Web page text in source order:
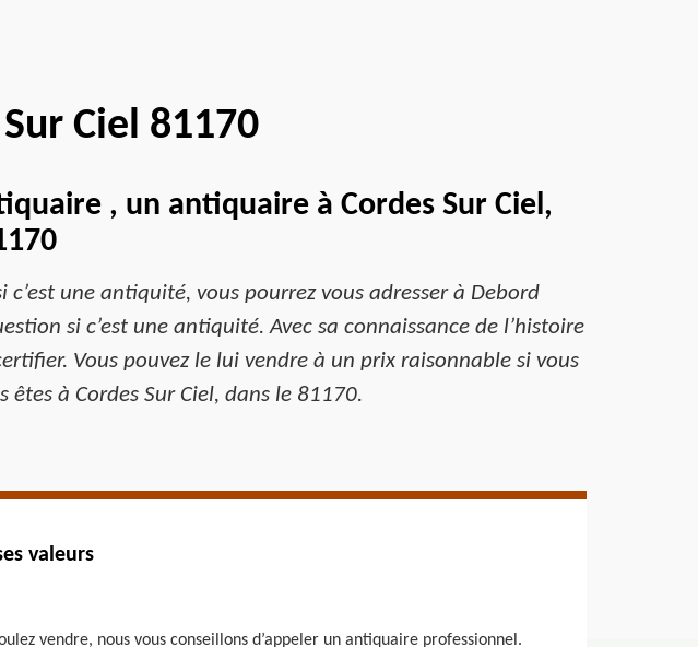
Ciel 81170
, un antiquaire à Cordes Sur Ciel,
une antiquité, vous pourrez vous adresser à Debord
si c’est une antiquité. Avec sa connaissance de l’histoire
Vous pouvez le lui vendre à un prix raisonnable si vous
êtes à Cordes Sur Ciel, dans le 81170.
valeurs
vendre, nous vous conseillons d’appeler un antiquaire professionnel.